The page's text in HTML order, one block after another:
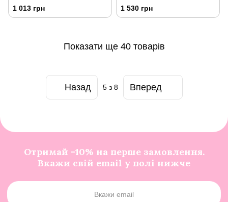
BASIC Reinigungsschaum 150
1 013 грн 1 530 грн
Показати ще 40 товарів
Назад 5з 8 Вперед
Отримай -10% на перше замовлення.
Вкажи свій email у полі нижче